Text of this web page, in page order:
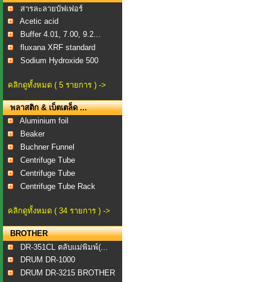
สารละลายบัฟเฟอร์
Acetic acid
Buffer 4.01, 7.00, 9.2...
fluxana XRF standard
Sodium Hydroxide 500
คลิกดูทั้งหมด ( 5 รายการ ) ->
พลาสติก & เบ็ตเตล็ด ...
Aluminium foil
Beaker
Buchner Funnel
Centrifuge Tube
Centrifuge Tube
Centrifuge Tube Rack
คลิกดูทั้งหมด ( 34 รายการ ) ->
BROTHER
DR-351CL ตลับแม่พิมพ์(...
DRUM DR-1000
DRUM DR-3215 BROTHER